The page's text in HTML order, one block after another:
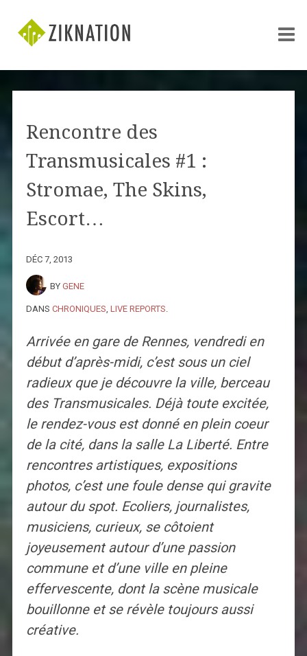
Rencontre des
Transmusicales #1 :
Stromae, The Skins,
Escort…
DÉC 7, 2013
BY GENE
DANS CHRONIQUES LIVE REPORTS
Arrivée en gare de Rennes, vendredi en
début d’après-midi, c’est sous un ciel
radieux que je découvre la ville, berceau
des Transmusicales. Déjà toute excitée,
le rendez-vous est donné en plein coeur
de la cité, dans la salle La Liberté. Entre
rencontres artistiques, expositions
photos, c’est une foule dense qui gravite
autour du spot. Ecoliers, journalistes,
musiciens, curieux, se côtoient
joyeusement autour d’une passion
commune et d’une ville en pleine
effervescente, dont la scène musicale
bouillonne et se révèle toujours aussi
créative.